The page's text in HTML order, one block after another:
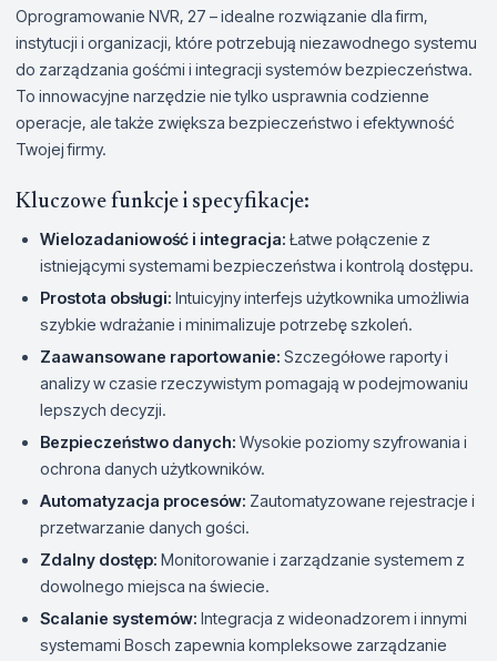
Oprogramowanie NVR, 27 – idealne rozwiązanie dla firm,
instytucji i organizacji, które potrzebują niezawodnego systemu
do zarządzania gośćmi i integracji systemów bezpieczeństwa.
To innowacyjne narzędzie nie tylko usprawnia codzienne
operacje, ale także zwiększa bezpieczeństwo i efektywność
Twojej firmy.
Kluczowe funkcje i specyfikacje:
Wielozadaniowość i integracja: Łatwe połączenie z
istniejącymi systemami bezpieczeństwa i kontrolą dostępu.
Prostota obsługi: Intuicyjny interfejs użytkownika umożliwia
szybkie wdrażanie i minimalizuje potrzebę szkoleń.
Zaawansowane raportowanie: Szczegółowe raporty i
analizy w czasie rzeczywistym pomagają w podejmowaniu
lepszych decyzji.
Bezpieczeństwo danych: Wysokie poziomy szyfrowania i
ochrona danych użytkowników.
Automatyzacja procesów: Zautomatyzowane rejestracje i
przetwarzanie danych gości.
Zdalny dostęp: Monitorowanie i zarządzanie systemem z
dowolnego miejsca na świecie.
Scalanie systemów: Integracja z wideonadzorem i innymi
systemami Bosch zapewnia kompleksowe zarządzanie